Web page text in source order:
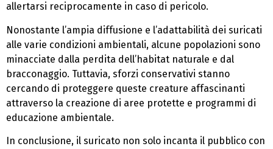
allertarsi reciprocamente in caso di pericolo.
Nonostante l’ampia diffusione e l’adattabilità dei suricati
alle varie condizioni ambientali, alcune popolazioni sono
minacciate dalla perdita dell’habitat naturale e dal
bracconaggio. Tuttavia, sforzi conservativi stanno
cercando di proteggere queste creature affascinanti
attraverso la creazione di aree protette e programmi di
educazione ambientale.
In conclusione, il suricato non solo incanta il pubblico con